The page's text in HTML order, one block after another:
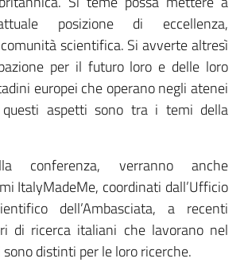
posizione di eccellenza,
scientifica. Si avverte altresì
per il futuro loro e delle loro
europei che operano negli atenei
questi aspetti sono tra i temi della
conferenza, verranno anche
ItalyMadeMe, coordinati dall’Ufficio
dell’Ambasciata, a recenti
di ricerca italiani che lavorano nel
distinti per le loro ricerche.